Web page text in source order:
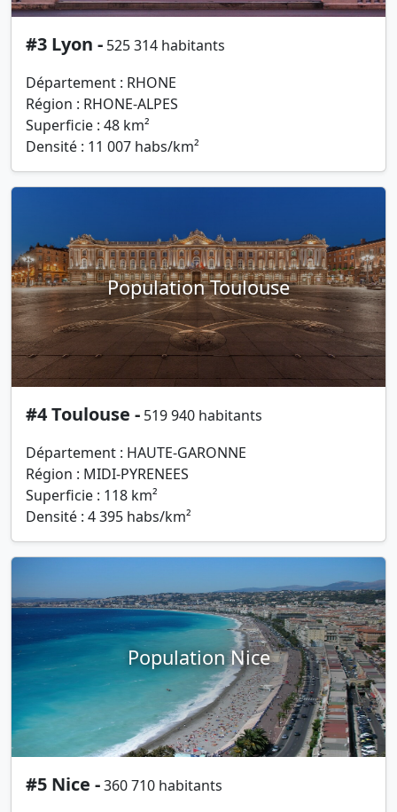
#3 Lyon - 525 314 habitants
Département : RHONE
Région : RHONE-ALPES
Superficie : 48 km²
Densité : 11 007 habs/km²
Population Toulouse
#4 Toulouse - 519 940 habitants
Département : HAUTE-GARONNE
Région : MIDI-PYRENEES
Superficie : 118 km²
Densité : 4 395 habs/km²
Population Nice
#5 Nice -360 710 habitants